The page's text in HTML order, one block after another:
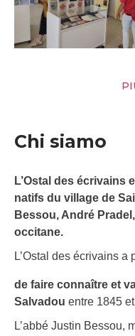
Chi siamo
L’Ostal des écrivains
natifs du village de
Bessou, André
occitane.
L’Ostal des écrivains a
de faire connaître et
Salvadou entre 1845
L’abbé Justin Bessou,